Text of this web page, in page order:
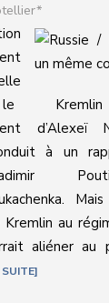
le
d’Alexeï
à un
au
aliéner au
SUITE